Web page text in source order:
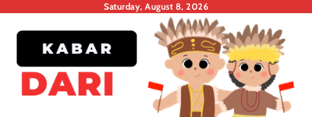
Saturday, August 8, 2026